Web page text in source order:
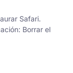
Safari.
Borrar el